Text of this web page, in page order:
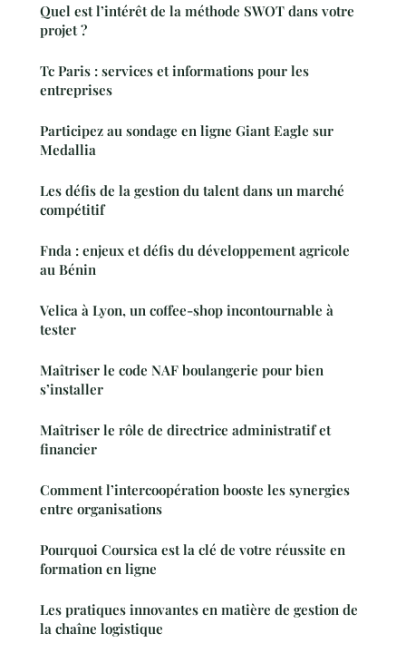
Quel est l’intérêt de la méthode SWOT dans votre
projet ?
Tc Paris : services et informations pour les
entreprises
Participez au sondage en ligne Giant Eagle sur
Medallia
Les défis de la gestion du talent dans un marché
compétitif
Fnda : enjeux et défis du développement agricole
au Bénin
Velica à Lyon, un coffee-shop incontournable à
tester
Maîtriser le code NAF boulangerie pour bien
s’installer
Maîtriser le rôle de directrice administratif et
financier
Comment l’intercoopération booste les synergies
entre organisations
Pourquoi Coursica est la clé de votre réussite en
formation en ligne
Les pratiques innovantes en matière de gestion de
la chaîne logistique